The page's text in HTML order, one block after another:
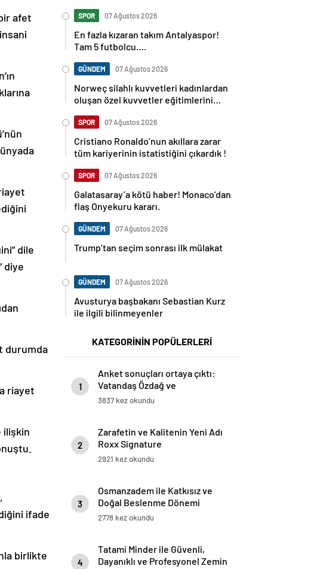
afet
dile
diye
durumda
riayet
ilişkin
ifade
birlikte
SPOR 07 Ağustos 2026
En fazla kızaran takım Antalyaspor!
Tam 5 futbolcu….
GÜNDEM 07 Ağustos 2026
Norweç silahlı kuvvetleri kadınlardan
oluşan özel kuvvetler eğitimlerini
SPOR 07 Ağustos 2026
Cristiano Ronaldo’nun akıllara zarar
tüm kariyerinin istatistiğini çıkardık !
SPOR 07 Ağustos 2026
Galatasaray’a kötü haber! Monaco’dan
flaş Onyekuru kararı.
GÜNDEM 07 Ağustos 2026
Trump’tan seçim sonrası ilk mülakat
GÜNDEM 07 Ağustos 2026
Avusturya başbakanı Sebastian Kurz
ile ilgili bilinmeyenler
KATEGORİNİN POPÜLERLERİ
1
Anket sonuçları ortaya çıktı:
Vatandaş Özdağ ve
İmamoğlu’nun tutuklanmasını
3837 kez okundu
2
Zarafetin ve Kalitenin Yeni Adı
Roxx Signature
2921 kez okundu
3
Osmanzadem ile Katkısız ve
Doğal Beslenme Dönemi
2778 kez okundu
4
Tatami Minder ile Güvenli,
Dayanıklı ve Profesyonel Zemin